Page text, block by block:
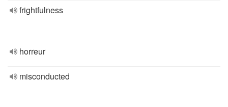
frightfulness
horreur
misconducted